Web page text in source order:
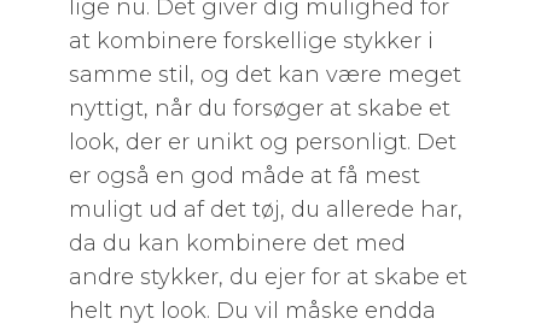
lige nu. Det giver dig mulighed for
at kombinere forskellige stykker i
samme stil, og det kan være meget
nyttigt, når du forsøger at skabe et
look, der er unikt og personligt. Det
er også en god måde at få mest
muligt ud af det tøj, du allerede har,
da du kan kombinere det med
andre stykker, du ejer for at skabe et
helt nyt look. Du vil måske endda